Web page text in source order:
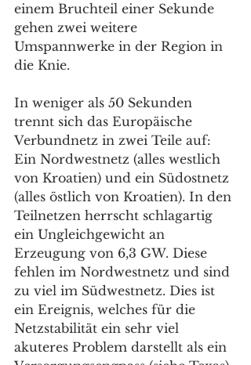
einem Bruchteil einer Sekunde
gehen zwei weitere
Umspannwerke in der Region in
die Knie.
In weniger als 50 Sekunden
trennt sich das Europäische
Verbundnetz in zwei Teile auf:
Ein Nordwestnetz (alles westlich
von Kroatien) und ein Südostnetz
(alles östlich von Kroatien). In den
Teilnetzen herrscht schlagartig
ein Ungleichgewicht an
Erzeugung von 6,3 GW. Diese
fehlen im Nordwestnetz und sind
zu viel im Südwestnetz. Dies ist
ein Ereignis, welches für die
Netzstabilität ein sehr viel
akuteres Problem darstellt als ein